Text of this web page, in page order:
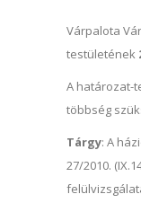
Várpalota
testületének
A határozat-
többség
Tárgy: A
27/2010.